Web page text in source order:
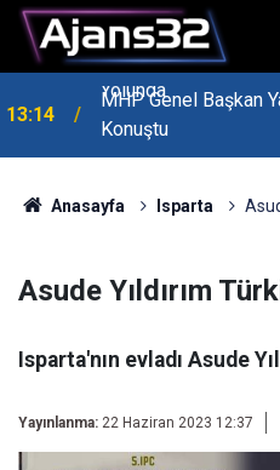
13:14
MHP Genel Başkan
Konuştu
Anasayfa Isparta
Asude Yıldırım
Isparta'nın evladı Asude
Yayınlanma: 22 Haziran 2023 12:37